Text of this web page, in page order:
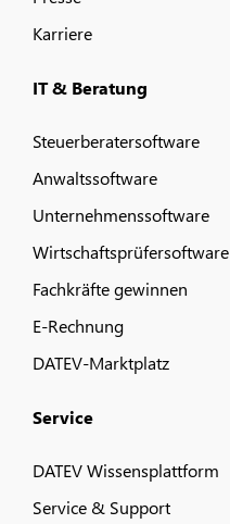
Karriere
IT & Beratung
Steuerberatersoftware
Anwaltssoftware
Unternehmenssoftware
Wirtschaftsprüfersoftware
Fachkräfte gewinnen
E-Rechnung
DATEV-Marktplatz
Service
DATEV Wissensplattform
Service & Support